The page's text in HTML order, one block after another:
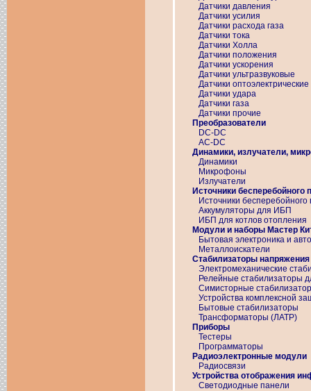
Датчики давления
Датчики усилия
Датчики расхода газа
Датчики тока
Датчики Холла
Датчики положения
Датчики ускорения
Датчики ультразвуковые
Датчики оптоэлектрические
Датчики удара
Датчики газа
Датчики прочие
Преобразователи
DC-DC
AC-DC
Динамики, излучатели,
Динамики
Микрофоны
Излучатели
Источники бесперебойного
Источники бесперебойного
Аккумуляторы для ИБП
ИБП для котлов отопления
Модули и наборы Мастер
Бытовая электроника и
Металлоискатели
Стабилизаторы напряжения
Электромеханические
Релейные стабилизаторы
Симисторные
Устройства комплексной
Бытовые стабилизаторы
Трансформаторы (ЛАТР)
Приборы
Тестеры
Программаторы
Радиоэлектронные модули
Радиосвязи
Устройства отображения
Светодиодные панели